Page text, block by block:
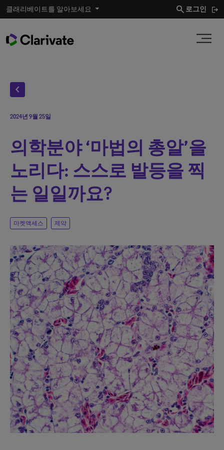
클래리베이트를 알아보세요 search 로그인
chevron_left
2024년 9월 25일
의학분야 ‘마법의 총알’을
노리다: 스스로 발등을 찍
는 일일까요?
마켓액세스 제약